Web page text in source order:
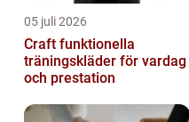
05 juli 2026
Craft funktionella
träningskläder för vardag
och prestation